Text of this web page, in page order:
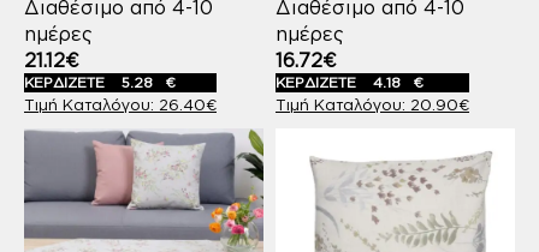
Διαθέσιμο από 4-10
ημέρες
26.40€
21.12€
ΚΕΡΔΙΖΕΤΕ 5.28 €
Διαθέσιμο από 4-10
ημέρες
20.90€
16.72€
ΚΕΡΔΙΖΕΤΕ 4.18 €